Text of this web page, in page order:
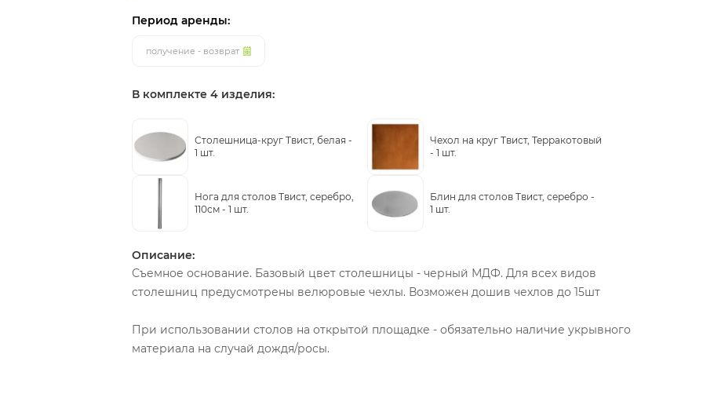
Период аренды:
получение - возврат
В комплекте 4 изделия:
Столешница-круг Твист, белая -
1 шт.
Чехол на круг Твист, Терракотовый
- 1 шт.
Нога для столов Твист, серебро,
110см - 1 шт.
Блин для столов Твист, серебро -
1 шт.
Описание:
Съемное основание. Базовый цвет столешницы - черный МДФ. Для всех видов
столешниц предусмотрены велюровые чехлы. Возможен дошив чехлов до 15шт
При использовании столов на открытой площадке - обязательно наличие укрывного
материала на случай дождя/росы.